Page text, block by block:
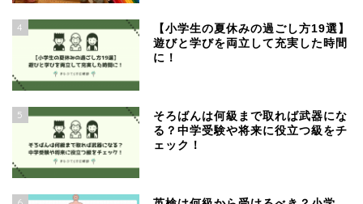
4
【小学生の夏休みの過ごし方19選】
遊びと学びを両立して充実した時間
に！
5
そろばんは何級まで取れば武器にな
る？中学受験や将来に役立つ級をチ
ェック！